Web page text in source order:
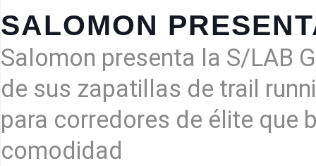
SALOMON
Salomon presenta la S/LAB
de sus zapatillas de trail
para corredores de élite que
comodidad